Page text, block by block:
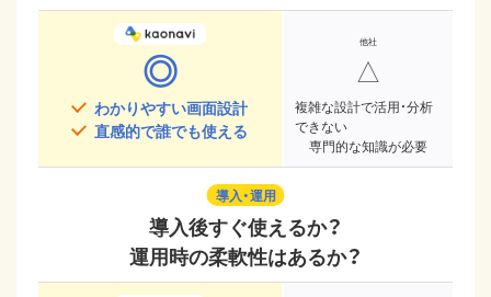
◎
わかりやすい画面設計
直感的で誰でも使える
△
複雑な設計で活用・分析
できない
専門的な知識が必要
導入・運用
導入後すぐ使えるか？
運用時の柔軟性はあるか？